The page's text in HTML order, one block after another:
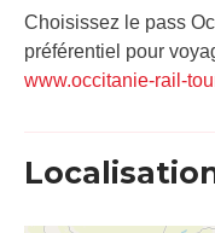
Choisissez le pass
préférentiel pour
www.occitanie-rail-